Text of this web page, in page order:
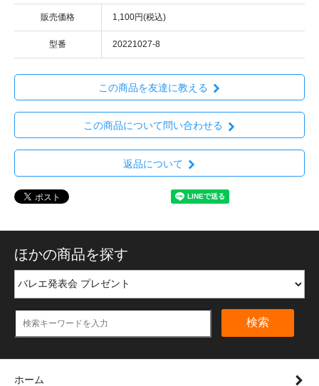
販売価格 1,100円(税込)
型番 20221027-8
この商品を友達に教える
この商品について問い合わせる
返品について
ほかの商品を探す
検索
ホーム